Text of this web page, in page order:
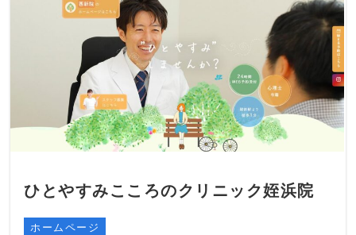
ひとやすみこころのクリニック姪浜院
ホームページ